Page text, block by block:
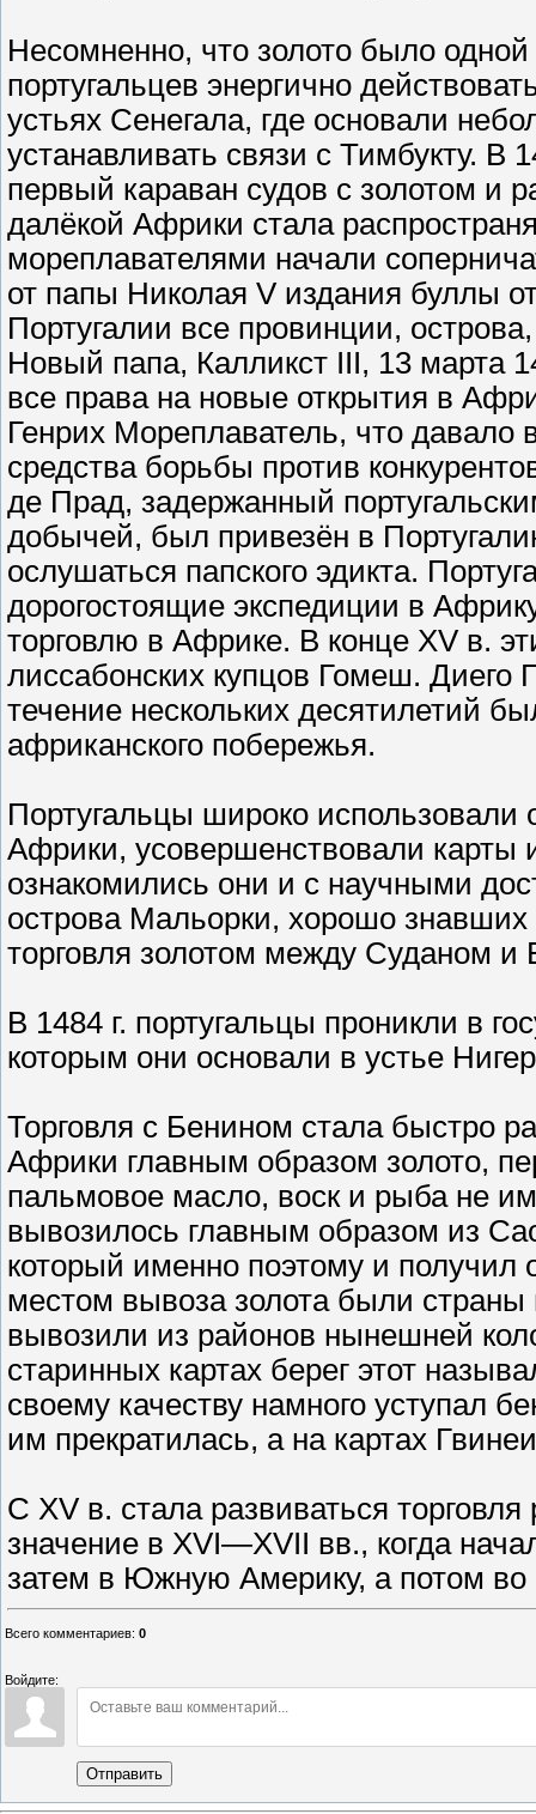
Несомненно, что золото было
португальцев энергично
устьях Сенегала, где основали
устанавливать связи с Тимбукту.
первый караван судов с золотом и
далёкой Африки стала
мореплавателями начали
от папы Николая V издания буллы
Португалии все провинции,
Новый папа, Калликст III, 13 марта
все права на новые открытия в
Генрих Мореплаватель, что давало
средства борьбы против
де Прад, задержанный
добычей, был привезён в
ослушаться папского эдикта.
дорогостоящие экспедиции в
торговлю в Африке. В конце XV в.
лиссабонских купцов Гомеш.
течение нескольких десятилетий
африканского побережья.
Португальцы широко
Африки, усовершенствовали карты
ознакомились они и с научными
острова Мальорки, хорошо
торговля золотом между Суданом и
В 1484 г. португальцы проникли в
которым они основали в устье
Торговля с Бенином стала быстро
Африки главным образом золото,
пальмовое масло, воск и рыба не
вывозилось главным образом из
который именно поэтому и получил
местом вывоза золота были
вывозили из районов нынешней
старинных картах берег этот
своему качеству намного уступал
им прекратилась, а на картах
С XV в. стала развиваться
значение в XVI—XVII вв., когда
затем в Южную Америку, а потом во
Всего комментариев: 0
Войдите:
Отправить